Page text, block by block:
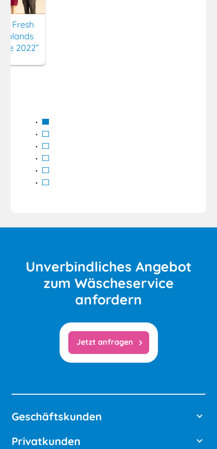
Fresh
2022”
Unverbindliches Angebot
zum Wäscheservice
anfordern
Jetzt anfragen chevron_right
Geschäftskunden keyboard_arrow_down
Privatkunden keyboard_arrow_down